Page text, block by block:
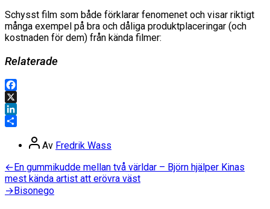
Schysst film som både förklarar fenomenet och visar riktigt
många exempel på bra och dåliga produktplaceringar (och
kostnaden för dem) från kända filmer:
Relaterade
Facebook
X
LinkedIn
Inläggsförfattare
Av Fredrik Wass
Inläggsnavigering
←Föregående
inlägg:
En gummikudde mellan två världar – Björn hjälper Kinas
mest kända artist att erövra väst
→Nästa
Bisonego